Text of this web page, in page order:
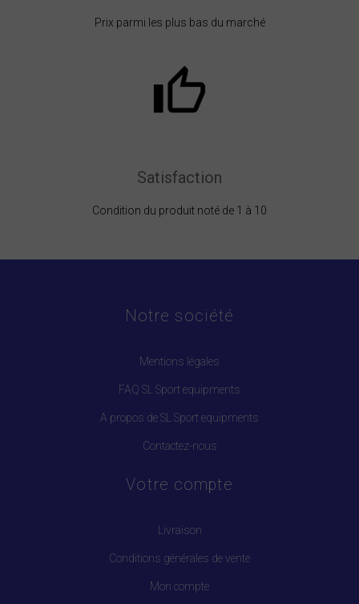
Prix parmi les plus bas du marché
Satisfaction
Condition du produit noté de 1 à 10
Notre société
Mentions légales
FAQ SL Sport equipments
A propos de SL Sport equipments
Contactez-nous
Votre compte
Livraison
Conditions générales de vente
Mon compte